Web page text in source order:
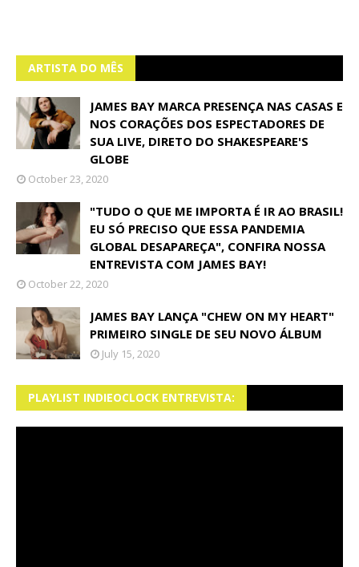
ARTISTA DO MÊS
JAMES BAY MARCA PRESENÇA NAS CASAS E
NOS CORAÇÕES DOS ESPECTADORES DE
SUA LIVE, DIRETO DO SHAKESPEARE'S
GLOBE
October 23, 2020
"TUDO O QUE ME IMPORTA É IR AO BRASIL!
EU SÓ PRECISO QUE ESSA PANDEMIA
GLOBAL DESAPAREÇA", CONFIRA NOSSA
ENTREVISTA COM JAMES BAY!
October 22, 2020
JAMES BAY LANÇA "CHEW ON MY HEART"
PRIMEIRO SINGLE DE SEU NOVO ÁLBUM
July 15, 2020
PLAYLIST INDIEOCLOCK ENTREVISTA: